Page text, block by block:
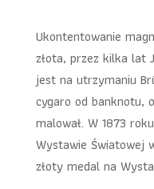
Ukontentowanie
złota, przez kilka lat
jest na utrzymaniu
cygaro od banknotu,
malował. W 1873
Wystawie Światowej
złoty medal na